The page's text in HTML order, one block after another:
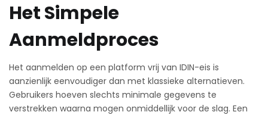
Het Simpele
Aanmeldproces
Het aanmelden op een platform vrij van IDIN-eis is
aanzienlijk eenvoudiger dan met klassieke alternatieven.
Gebruikers hoeven slechts minimale gegevens te
verstrekken waarna mogen onmiddellijk voor de slag. Een